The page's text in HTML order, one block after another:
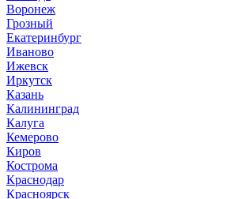
Воронеж
Грозный
Екатеринбург
Иваново
Ижевск
Иркутск
Казань
Калининград
Калуга
Кемерово
Киров
Кострома
Краснодар
Красноярск